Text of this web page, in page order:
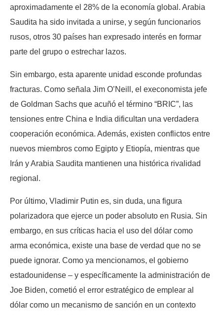
aproximadamente el 28% de la economía global. Arabia
Saudita ha sido invitada a unirse, y según funcionarios
rusos, otros 30 países han expresado interés en formar
parte del grupo o estrechar lazos.
Sin embargo, esta aparente unidad esconde profundas
fracturas. Como señala Jim O’Neill, el execonomista jefe
de Goldman Sachs que acuñó el término “BRIC”, las
tensiones entre China e India dificultan una verdadera
cooperación económica. Además, existen conflictos entre
nuevos miembros como Egipto y Etiopía, mientras que
Irán y Arabia Saudita mantienen una histórica rivalidad
regional.
Por último, Vladimir Putin es, sin duda, una figura
polarizadora que ejerce un poder absoluto en Rusia. Sin
embargo, en sus críticas hacia el uso del dólar como
arma económica, existe una base de verdad que no se
puede ignorar. Como ya mencionamos, el gobierno
estadounidense – y específicamente la administración de
Joe Biden, cometió el error estratégico de emplear al
dólar como un mecanismo de sanción en un contexto